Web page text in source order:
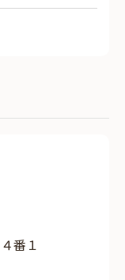
番１